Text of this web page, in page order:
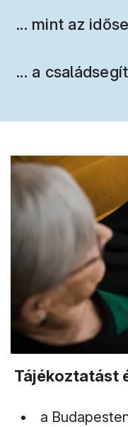
... mint az
... a
Tájékoztatást
a